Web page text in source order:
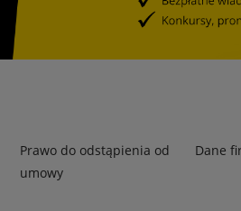
Prawo do odstąpienia od
umowy
Dane